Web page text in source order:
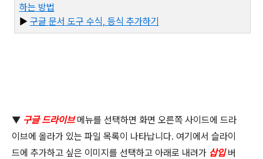
하는 방법
▶ 구글 문서 도구 수식, 등식 추가하기
▼ 구글 드라이브 메뉴를 선택하면 화면 오른쪽 사이드에 드라
이브에 올라가 있는 파일 목록이 나타납니다. 여기에서 슬라이
드에 추가하고 싶은 이미지를 선택하고 아래로 내려가 삽입버